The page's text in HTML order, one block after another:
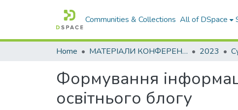
Communities & Collections All of DSpace
Home МАТЕРІАЛИ КОНФЕРЕНЦІЙ 2023
Формування
освітнього блогу